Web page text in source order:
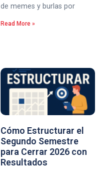
de memes y burlas por
Read More »
Cómo Estructurar el
Segundo Semestre
para Cerrar 2026 con
Resultados